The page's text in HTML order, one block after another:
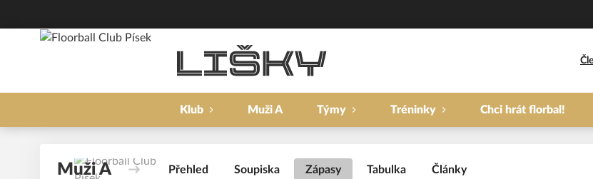
Klub Muži A Týmy Tréninky Chci hrát florbal!
Muži A Přehled Soupiska Zápasy Tabulka Články